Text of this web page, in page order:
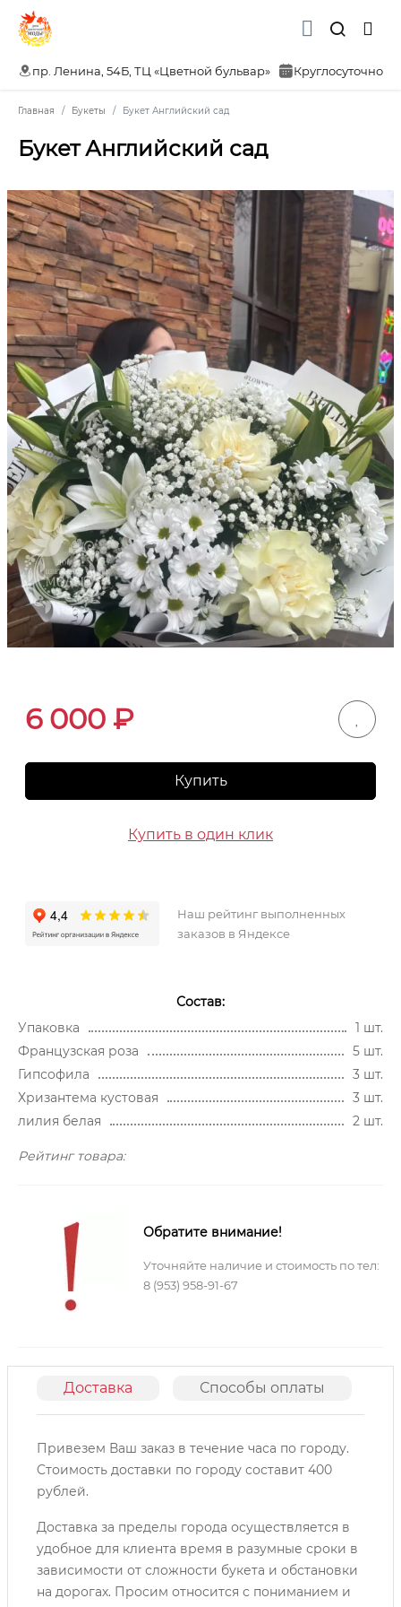
пр. Ленина, 54Б, ТЦ «Цветной бульвар» Круглосуточно
Главная Букеты Букет Английский сад
Букет Английский сад
6 000 ₽
Купить
Купить в один клик
Наш рейтинг выполненных
заказов в Яндексе
Состав:
Упаковка
1 шт.
Французская роза
5 шт.
Гипсофила
3 шт.
Хризантема кустовая
3 шт.
лилия белая
2 шт.
Рейтинг товара:
Обратите внимание!
Уточняйте наличие и стоимость по тел:
8 (953) 958-91-67
Доставка Способы оплаты
Привезем Ваш заказ в течение часа по городу.
Cтоимость доставки по городу составит 400
рублей.
Доставка за пределы города осуществляется в
удобное для клиента время в разумные сроки в
зависимости от сложности букета и обстановки
на дорогах. Просим относится с пониманием и